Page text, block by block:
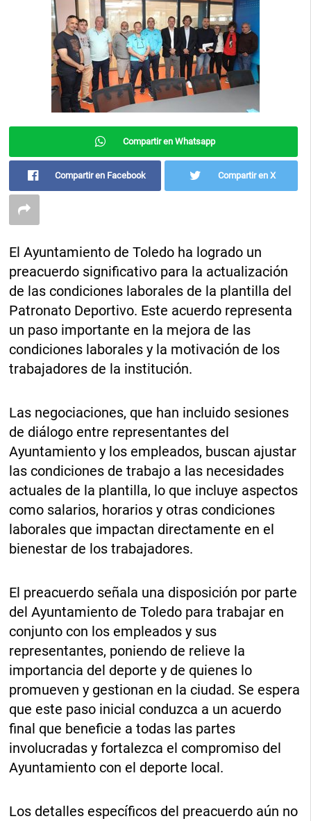
Compartir en Whatsapp
Compartir en Facebook Compartir en X
El Ayuntamiento de Toledo ha logrado un
preacuerdo significativo para la actualización
de las condiciones laborales de la plantilla del
Patronato Deportivo. Este acuerdo representa
un paso importante en la mejora de las
condiciones laborales y la motivación de los
trabajadores de la institución.
Las negociaciones, que han incluido sesiones
de diálogo entre representantes del
Ayuntamiento y los empleados, buscan ajustar
las condiciones de trabajo a las necesidades
actuales de la plantilla, lo que incluye aspectos
como salarios, horarios y otras condiciones
laborales que impactan directamente en el
bienestar de los trabajadores.
El preacuerdo señala una disposición por parte
del Ayuntamiento de Toledo para trabajar en
conjunto con los empleados y sus
representantes, poniendo de relieve la
importancia del deporte y de quienes lo
promueven y gestionan en la ciudad. Se espera
que este paso inicial conduzca a un acuerdo
final que beneficie a todas las partes
involucradas y fortalezca el compromiso del
Ayuntamiento con el deporte local.
Los detalles específicos del preacuerdo aún no